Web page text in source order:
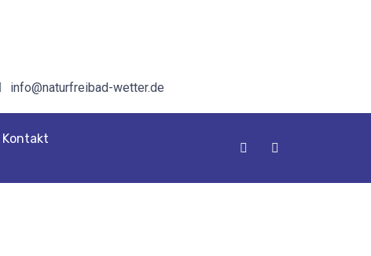
info@naturfreibad-wetter.de
Kontakt